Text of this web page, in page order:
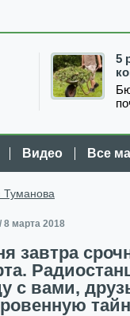
5
Видео Все
Туманова
8 марта 2018
завтра
с вами,